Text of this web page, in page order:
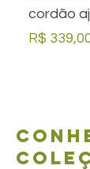
cordão
Preço
R$